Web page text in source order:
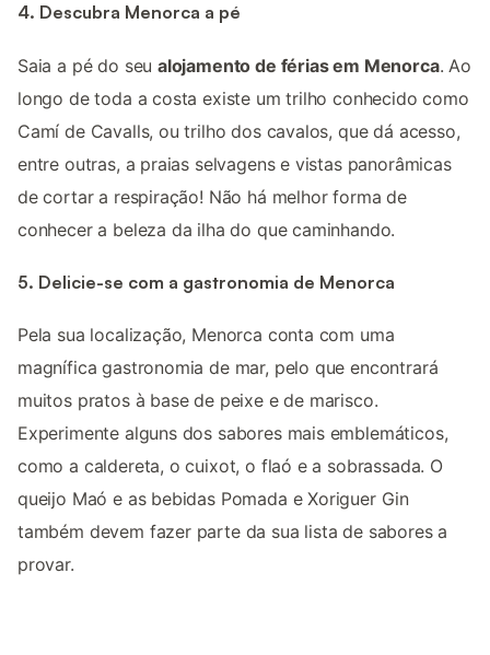
4. Descubra Menorca a pé
Saia a pé do seualojamento de férias em Menorca. Ao
longo de toda a costa existe um trilho conhecido como
Camí de Cavalls, ou trilho dos cavalos, que dá acesso,
entre outras, a praias selvagens e vistas panorâmicas
de cortar a respiração! Não há melhor forma de
conhecer a beleza da ilha do que caminhando.
5. Delicie-se com a gastronomia de Menorca
Pela sua localização, Menorca conta com uma
magnífica gastronomia de mar, pelo que encontrará
muitos pratos à base de peixe e de marisco.
Experimente alguns dos sabores mais emblemáticos,
como a caldereta, o cuixot, o flaó e a sobrassada. O
queijo Maó e as bebidas Pomada e Xoriguer Gin
também devem fazer parte da sua lista de sabores a
provar.